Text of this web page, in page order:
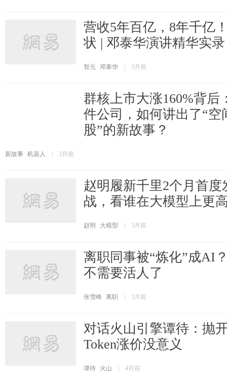
营收5年百亿，8年千亿
状 | 邓泰华演讲精华实录
智元 邓泰华 3月前
群核上市大涨160%背后
件公司，如何讲出了“空
股”的新故事？
新故事 机器人 3月前
赵明履新千里2个月首度
战，看谁在大模型上更
赵明 大模型 3月前
离职同事被“炼化”成AI
不需要活人了
张雪峰 离职 3月前
对话火山引擎谭待：抛
Token涨价没意义
谭待 火山 4月前